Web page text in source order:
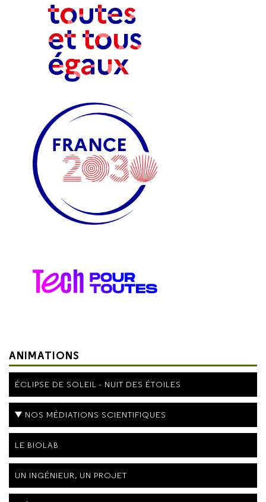
ANIMATIONS
ÉCLIPSE DE SOLEIL - NUIT DES ÉTOILES
NOS MÉDIATIONS SCIENTIFIQUES
LE BIOLAB
UN INGÉNIEUR, UN PROJET